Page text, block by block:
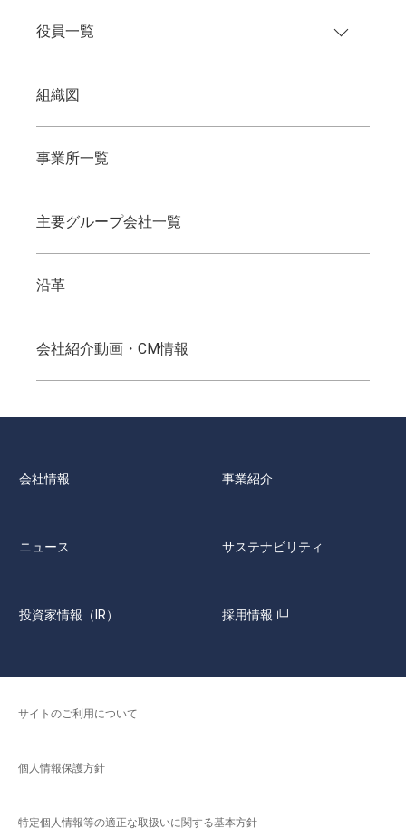
役員一覧
組織図
事業所一覧
主要グループ会社一覧
沿革
会社紹介動画・CM情報
会社情報 事業紹介
ニュース サステナビリティ
投資家情報（IR） 採用情報
サイトのご利用について
個人情報保護方針
特定個人情報等の適正な取扱いに関する基本方針